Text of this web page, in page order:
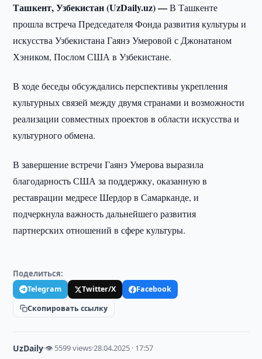
Ташкент, Узбекистан (UzDaily.uz) —В Ташкенте
прошла встреча Председателя Фонда развития культуры и
искусства Узбекистана Гаянэ Умеровой с Джонатаном
Хэником, Послом США в Узбекистане.
В ходе беседы обсуждались перспективы укрепления
культурных связей между двумя странами и возможности
реализации совместных проектов в области искусства и
культурного обмена.
В завершение встречи Гаянэ Умерова выразила
благодарность США за поддержку, оказанную в
реставрации медресе Шердор в Самарканде, и
подчеркнула важность дальнейшего развития
партнерских отношений в сфере культуры.
Поделиться:
Telegram Twitter/X
Facebook
Скопировать ссылку
UzDaily·👁 5599 views·28.04.2025 · 17:57